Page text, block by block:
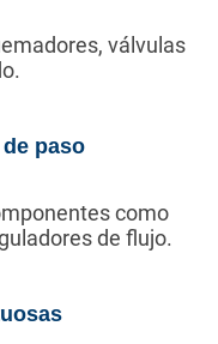
válvulas
paso
como
de flujo.